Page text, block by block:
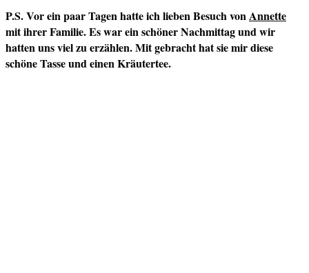
P.S. Vor ein paar Tagen hatte ich lieben Besuch vonAnnette
mit ihrer Familie. Es war ein schöner Nachmittag und wir
hatten uns viel zu erzählen. Mit gebracht hat sie mir diese
schöne Tasse und einen Kräutertee.